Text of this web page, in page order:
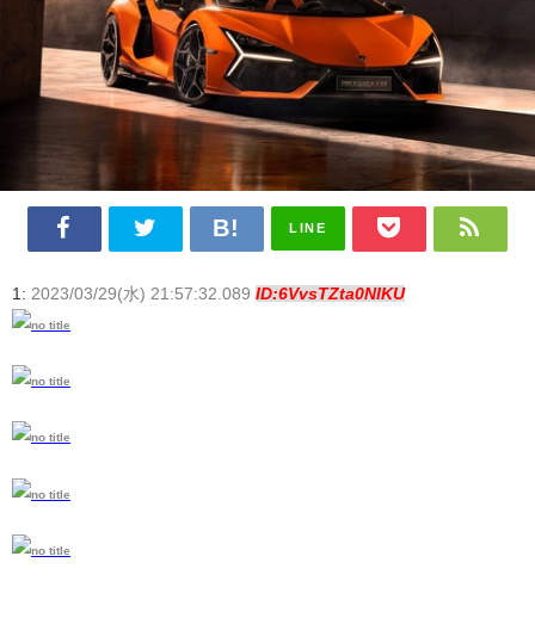
LINE
1: 2023/03/29(水) 21:57:32.089 ID:6VvsTZta0NIKU